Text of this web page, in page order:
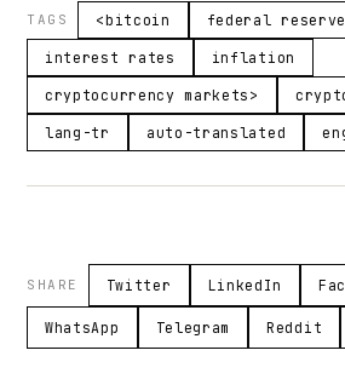
TAGS <bitcoin federal reserve
interest rates inflation
cryptocurrency markets>
lang-tr auto-translated
SHARE Twitter LinkedIn
WhatsApp Telegram Reddit